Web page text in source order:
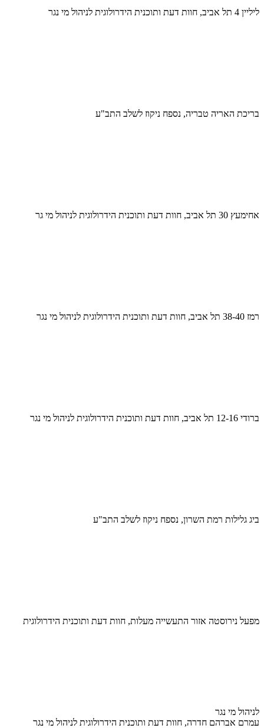
ליליין 4 תל אביב, חוות דעת ותוכנית הידרולוגית לניהול מי נגר
בריכת האריה טבריה, נספח ניקוז לשלב התב"ע
אחימעץ 30 תל אביב, חוות דעת ותוכנית הידרולוגית לניהול מי גר
רמז 38-40 תל אביב, חוות דעת ותוכנית הידרולוגית לניהול מי נגר
ברודי 12-16 תל אביב, חוות דעת ותוכנית הידרולוגית לניהול מי נגר
ביג גלילות רמת השרון, נספח ניקוז לשלב התב"ע
מפעל נירוסטה אזור התעשייה מעלות, חוות דעת ותוכנית הידרולוגית
לניהול מי נגר
עמרם אברהם חדרה, חוות דעת ותוכנית הידרולוגית לניהול מי נגר